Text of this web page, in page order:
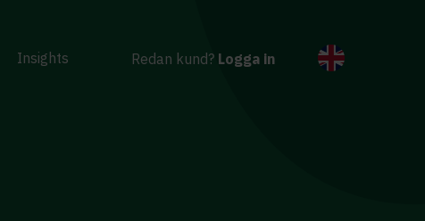
Insights Redan kund? Logga in